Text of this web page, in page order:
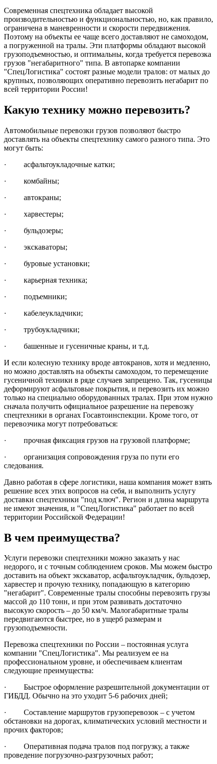
Современная спецтехника обладает высокой
производительностью и функциональностью, но, как правило,
ограничена в маневренности и скорости передвижения.
Поэтому на объекты ее чаще всего доставляют не самоходом,
а погруженной на тралы. Эти платформы обладают высокой
грузоподъемностью, и оптимальны, когда требуется перевозка
грузов "негабаритного" типа. В автопарке компании
"СпецЛогистика" состоят разные модели тралов: от малых до
крупных, позволяющих оперативно перевозить негабарит по
всей территории России!
Какую технику можно перевозить?
Автомобильные перевозки грузов позволяют быстро
доставлять на объекты спецтехнику самого разного типа. Это
могут быть:
· асфальтоукладочные катки;
· комбайны;
· автокраны;
· харвестеры;
· бульдозеры;
· экскаваторы;
· буровые установки;
· карьерная техника;
· подъемники;
· кабелеукладчики;
· трубоукладчики;
· башенные и гусеничные краны, и т.д.
И если колесную технику вроде автокранов, хотя и медленно,
но можно доставлять на объекты самоходом, то перемещение
гусеничной техники в ряде случаев запрещено. Так, гусеницы
деформируют асфальтовые покрытия, и перевозить их можно
только на специально оборудованных тралах. При этом нужно
сначала получить официальное разрешение на перевозку
спецтехники в органах Госавтоинспекции. Кроме того, от
перевозчика могут потребоваться:
· прочная фиксация грузов на грузовой платформе;
· организация сопровождения груза по пути его
следования.
Давно работая в сфере логистики, наша компания может взять
решение всех этих вопросов на себя, и выполнить услугу
доставки спецтехники "под ключ". Регион и длина маршрута
не имеют значения, и "СпецЛогистика" работает по всей
территории Российской Федерации!
В чем преимущества?
Услуги перевозки спецтехники можно заказать у нас
недорого, и с точным соблюдением сроков. Мы можем быстро
доставить на объект экскаватор, асфальтоукладчик, бульдозер,
харвестер и прочую технику, попадающую в категорию
"негабарит". Современные тралы способны перевозить грузы
массой до 110 тонн, и при этом развивать достаточно
высокую скорость – до 50 км/ч. Малогабаритные тралы
передвигаются быстрее, но в ущерб размерам и
грузоподъемности.
Перевозка спецтехники по России – постоянная услуга
компании "СпецЛогистика". Мы реализуем ее на
профессиональном уровне, и обеспечиваем клиентам
следующие преимущества:
· Быстрое оформление разрешительной документации от
ГИБДД. Обычно на это уходит 5-6 рабочих дней;
· Составление маршрутов грузоперевозок – с учетом
обстановки на дорогах, климатических условий местности и
прочих факторов;
· Оперативная подача тралов под погрузку, а также
проведение погрузочно-разгрузочных работ;